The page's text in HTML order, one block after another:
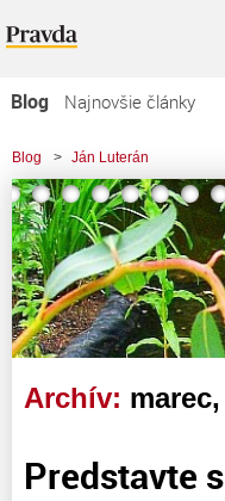
Blog
Najnovšie články
Najčítanejšie články
Najkomentovanejšie články
Zoznam blogov
Komerčné blogy
Blog > Ján Luterán
Archív:
Predstavte